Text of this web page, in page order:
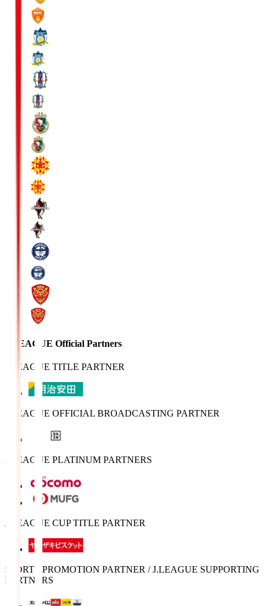
J.LEAGUE Official Partners
J.LEAGUE TITLE PARTNER
J.LEAGUE OFFICIAL BROADCASTING PARTNER
J.LEAGUE PLATINUM PARTNERS
J.LEAGUE CUP TITLE PARTNER
SPORTS PROMOTION PARTNER / J.LEAGUE SUPPORTING
PARTNERS